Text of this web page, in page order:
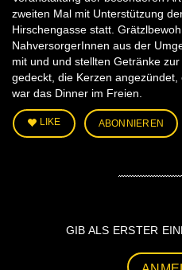
zweiten Mal mit Unterstützung
Hirschengasse statt.
NahversorgerInnen aus der
mit und und stellten Getränke
gedeckt, die Kerzen
war das Dinner im Freien.
LIKE ABONNIEREN
GIB ALS ERSTER